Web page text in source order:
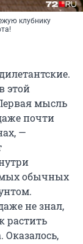
клубнику
этой
мысль
почти
—
обычных
не знал,
растить
Оказалось,